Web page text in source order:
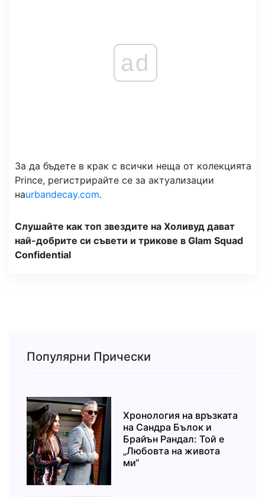
ad
За да бъдете в крак с всички неща от колекцията
Prince, регистрирайте се за актуализации
наurbandecay.com.
Слушайте как топ звездите на Холивуд дават
най-добрите си съвети и трикове в Glam Squad
Confidential
Популярни Прически
Хронология на връзката
на Сандра Бълок и
Брайън Рандал: Той е
„Любовта на живота
ми“